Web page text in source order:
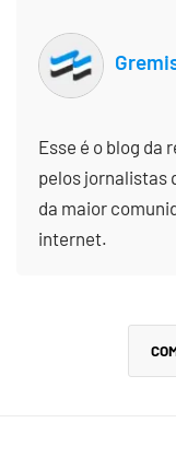
Esse é o blog da
pelos jornalistas
da maior
internet.